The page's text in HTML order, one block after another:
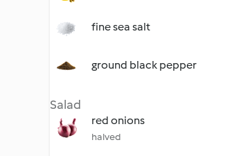
fine sea salt
ground black pepper
Salad
red onions
halved